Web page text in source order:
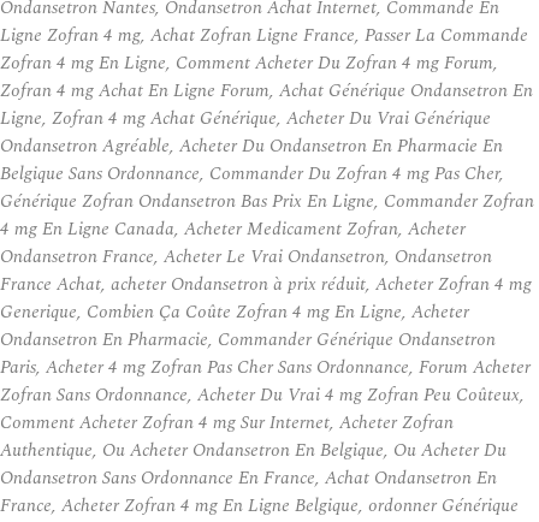
Ondansetron Nantes, Ondansetron Achat Internet, Commande En
Ligne Zofran 4 mg, Achat Zofran Ligne France, Passer La Commande
Zofran 4 mg En Ligne, Comment Acheter Du Zofran 4 mg Forum,
Zofran 4 mg Achat En Ligne Forum, Achat Générique Ondansetron En
Ligne, Zofran 4 mg Achat Générique, Acheter Du Vrai Générique
Ondansetron Agréable, Acheter Du Ondansetron En Pharmacie En
Belgique Sans Ordonnance, Commander Du Zofran 4 mg Pas Cher,
Générique Zofran Ondansetron Bas Prix En Ligne, Commander Zofran
4 mg En Ligne Canada, Acheter Medicament Zofran, Acheter
Ondansetron France, Acheter Le Vrai Ondansetron, Ondansetron
France Achat, acheter Ondansetron à prix réduit, Acheter Zofran 4 mg
Generique, Combien Ça Coûte Zofran 4 mg En Ligne, Acheter
Ondansetron En Pharmacie, Commander Générique Ondansetron
Paris, Acheter 4 mg Zofran Pas Cher Sans Ordonnance, Forum Acheter
Zofran Sans Ordonnance, Acheter Du Vrai 4 mg Zofran Peu Coûteux,
Comment Acheter Zofran 4 mg Sur Internet, Acheter Zofran
Authentique, Ou Acheter Ondansetron En Belgique, Ou Acheter Du
Ondansetron Sans Ordonnance En France, Achat Ondansetron En
France, Acheter Zofran 4 mg En Ligne Belgique, ordonner Générique